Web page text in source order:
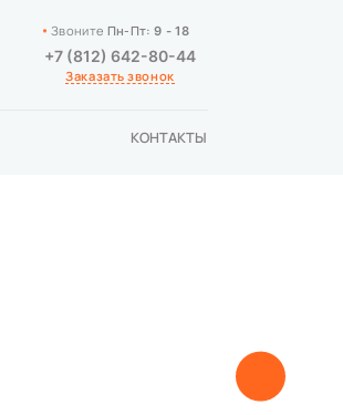
Звоните Пн-Пт: 9 - 18
+7 (812) 642-80-44
Заказать звонок
КОНТАКТЫ
Шкафы-